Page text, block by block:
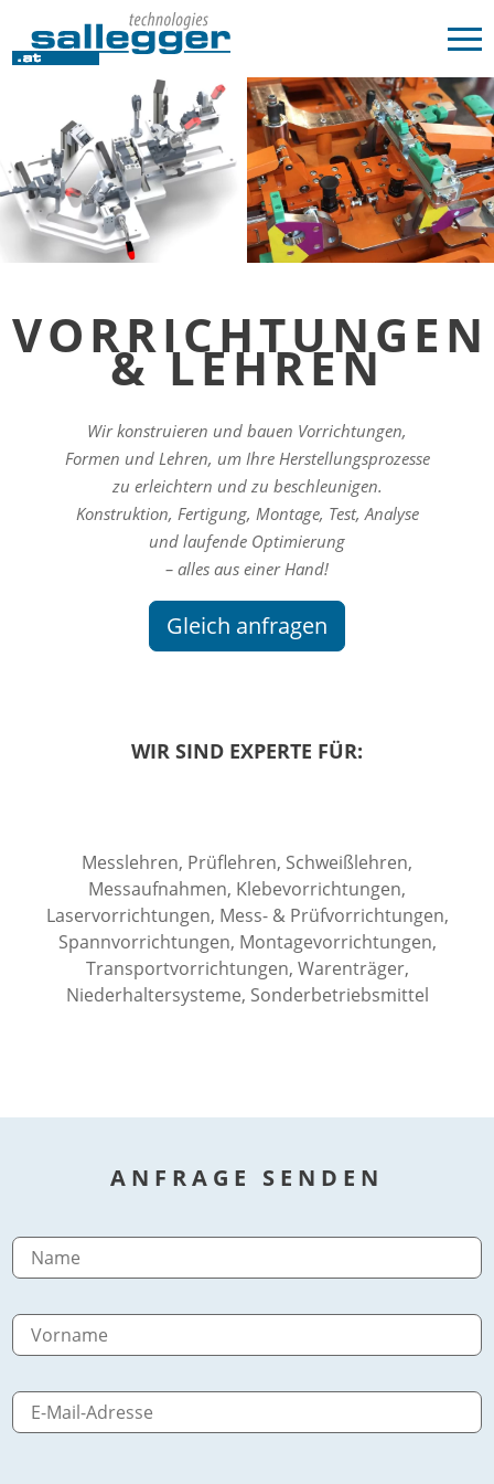
VORRICHTUNGEN
& LEHREN
Wir konstruieren und bauen Vorrichtungen,
Formen und Lehren, um Ihre Herstellungsprozesse
zu erleichtern und zu beschleunigen.
Konstruktion, Fertigung, Montage, Test, Analyse
und laufende Optimierung
– alles aus einer Hand!
Gleich anfragen
WIR SIND EXPERTE FÜR:
Messlehren, Prüflehren, Schweißlehren,
Messaufnahmen, Klebevorrichtungen,
Laservorrichtungen, Mess- & Prüfvorrichtungen,
Spannvorrichtungen, Montagevorrichtungen,
Transportvorrichtungen, Warenträger,
Niederhaltersysteme, Sonderbetriebsmittel
ANFRAGE SENDEN